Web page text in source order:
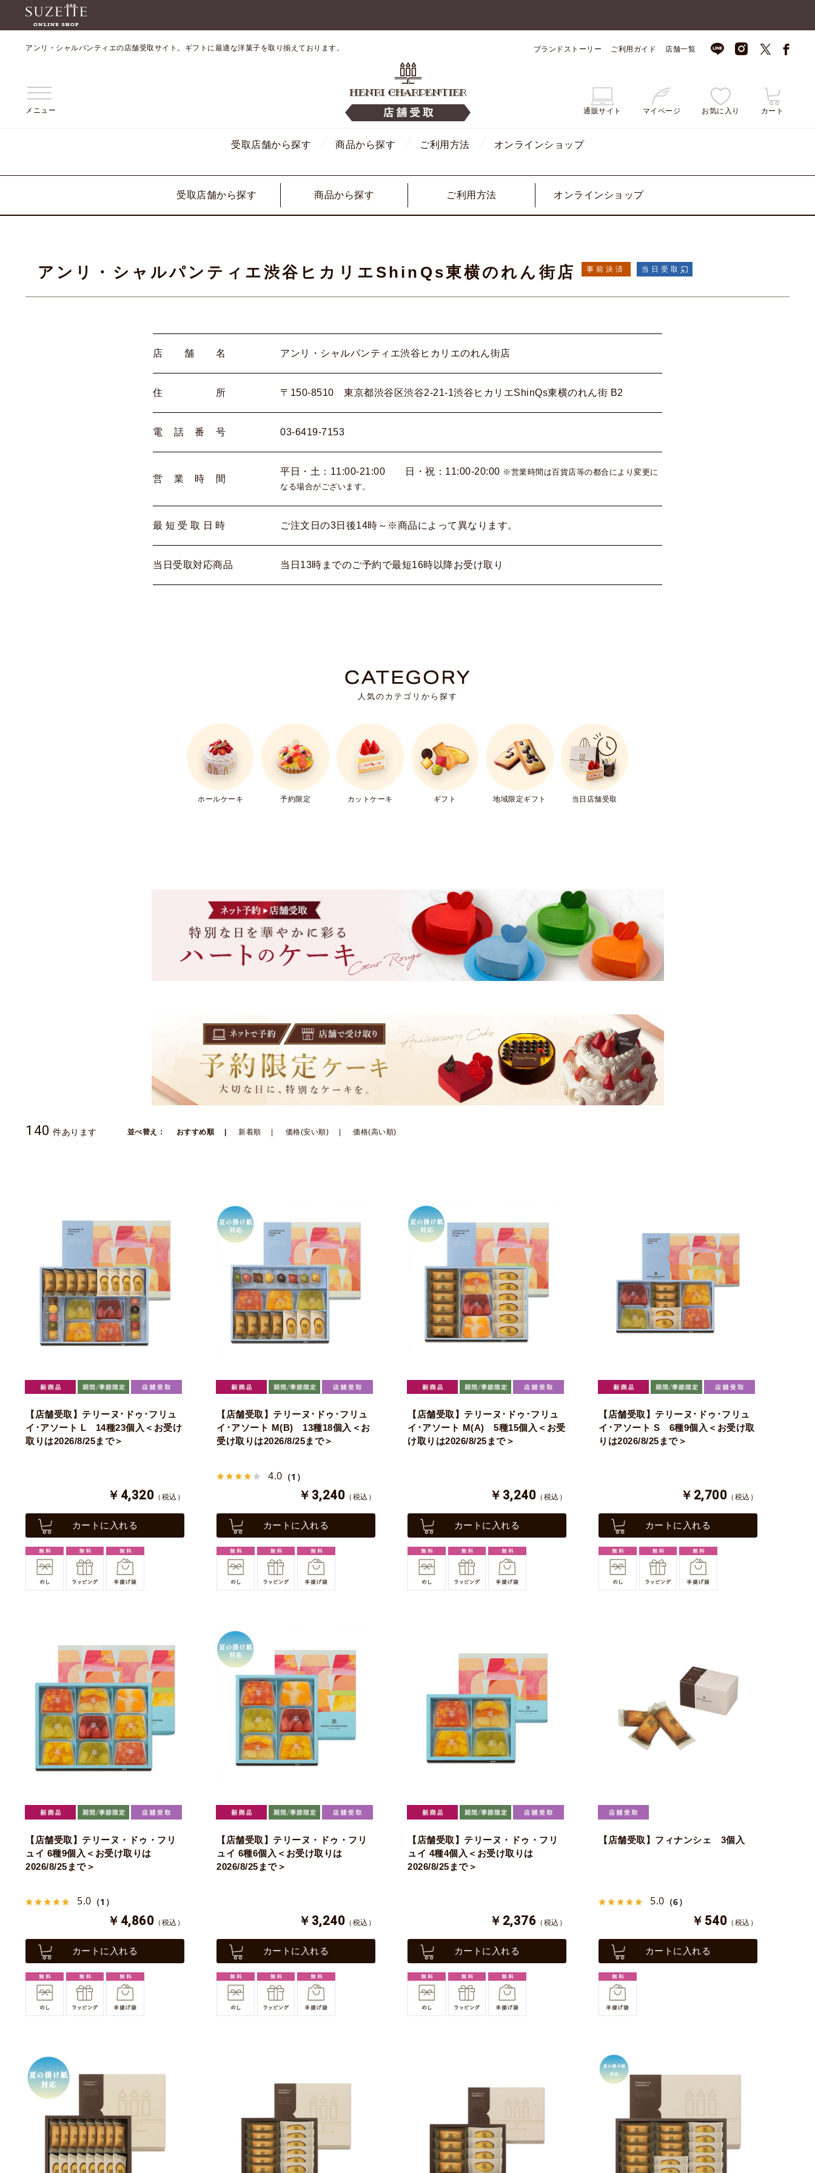
アンリ・シャルパンティエの店舗受取サイト。ギフトに最適な洋菓子を取り揃えております。 ブランドストーリー ご利用ガイド 店舗一覧
メニュー 通販サイト マイページ お気に入り カート
受取店舗から探す 商品から探す ご利用方法 オンラインショップ
受取店舗から探す 商品から探す ご利用方法 オンラインショップ
アンリ・シャルパンティエ渋谷ヒカリエShinQs東横のれん街店 事前決済 当日受取
店 舗 名 アンリ・シャルパンティエ渋谷ヒカリエのれん街店
住 所 〒150-8510 東京都渋谷区渋谷2-21-1渋谷ヒカリエShinQs東横のれん街 B2
電 話 番 号 03-6419-7153
営 業 時 間
平日・土：11:00-21:00 日・祝：11:00-20:00 ※営業時間は百貨店等の都合により変更に
なる場合がございます。
最 短 受 取 日 時 ご注文日の3日後14時～※商品によって異なります。
当 日 受取対応商品 当日13時までのご予約で最短16時以降お受け取り
人気のカテゴリから探す
ホールケーキ 予約限定 カットケーキ ギフト 地域限定ギフト 当日店舗受取
140 件あります 並べ替え： おすすめ順 新着順 価格(安い順) 価格(高い順)
【店舗受取】テリーヌ･ドゥ･フリュ
イ･アソート L 14種23個入＜お受け
取りは2026/8/25まで＞
￥4,320 （税込）
カートに入れる
【店舗受取】テリーヌ･ドゥ･フリュ
イ･アソート M(B) 13種18個入＜お
受け取りは2026/8/25まで＞
4.0 （1）
￥3,240 （税込）
カートに入れる
【店舗受取】テリーヌ･ドゥ･フリュ
イ･アソート M(A) 5種15個入＜お受
け取りは2026/8/25まで＞
￥3,240 （税込）
カートに入れる
【店舗受取】テリーヌ･ドゥ･フリュ
イ･アソート S 6種9個入＜お受け取
りは2026/8/25まで＞
￥2,700 （税込）
カートに入れる
【店舗受取】テリーヌ・ドゥ・フリ
ュイ 6種9個入＜お受け取りは
2026/8/25まで＞
5.0 （1）
￥4,860 （税込）
カートに入れる
【店舗受取】テリーヌ・ドゥ・フリ
ュイ 6種6個入＜お受け取りは
2026/8/25まで＞
￥3,240 （税込）
カートに入れる
【店舗受取】テリーヌ・ドゥ・フリ
ュイ 4種4個入＜お受け取りは
2026/8/25まで＞
￥2,376 （税込）
カートに入れる
【店舗受取】フィナンシェ 3個入
5.0 （6）
￥540 （税込）
カートに入れる